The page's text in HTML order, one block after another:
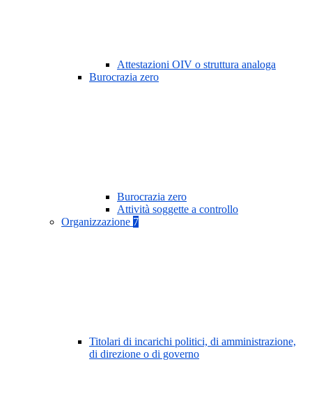
Attestazioni OIV o struttura analoga
Burocrazia zero
Burocrazia zero
Attività soggette a controllo
Organizzazione 7
Titolari di incarichi politici, di amministrazione,
di direzione o di governo